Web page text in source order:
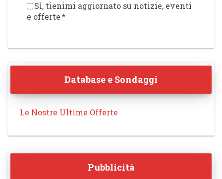
Sì, tienimi aggiornato su notizie, eventi
e offerte*
Database e Sondaggi
Le Nostre Ultime Offerte
Pubblicità